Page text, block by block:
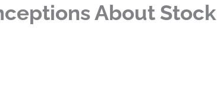
About Stock